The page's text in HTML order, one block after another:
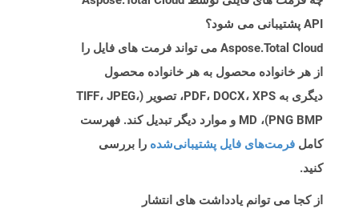
API پشتیبانی می شود؟
Aspose.Total Cloud می تواند فرمت های فایل را
از هر خانواده محصول به هر خانواده محصول
دیگری به PDF، DOCX، XPS، تصویر (TIFF، JPEG،
PNG BMP)، MD و موارد دیگر تبدیل کند. فهرست
کامل فرمت‌های فایل پشتیبانی‌شده را بررسی
کنید.
از کجا می توانم یادداشت های انتشار